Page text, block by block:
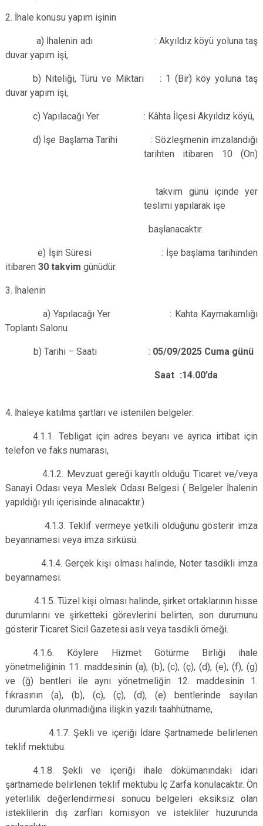
2. İhale konusu yapım işinin
a) İhalenin adı : Akyıldız köyü yoluna taş
duvar yapım işi,
b) Niteliği, Türü ve Miktarı : 1 (Bir) köy yoluna taş
duvar yapım işi,
c) Yapılacağı Yer : Kâhta İlçesi Akyıldız köyü,
d) İşe Başlama Tarihi : Sözleşmenin imzalandığı
tarihten itibaren 10 (On)
takvim günü içinde yer
teslimi yapılarak işe
başlanacaktır.
e) İşin Süresi : İşe başlama tarihinden
itibaren 30 takvim günüdür.
3. İhalenin
a) Yapılacağı Yer : Kahta Kaymakamlığı
Toplantı Salonu
b) Tarihi – Saati : 05/09/2025 Cuma günü
Saat :14.00’da
4. İhaleye katılma şartları ve istenilen belgeler:
4.1.1. Tebligat için adres beyanı ve ayrıca irtibat için
telefon ve faks numarası,
4.1.2. Mevzuat gereği kayıtlı olduğu Ticaret ve/veya
Sanayi Odası veya Meslek Odası Belgesi ( Belgeler İhalenin
yapıldığı yılı içerisinde alınacaktır.)
4.1.3. Teklif vermeye yetkili olduğunu gösterir imza
beyannamesi veya imza sirküsü.
4.1.4. Gerçek kişi olması halinde, Noter tasdikli imza
beyannamesi.
4.1.5. Tüzel kişi olması halinde, şirket ortaklarının hisse
durumlarını ve şirketteki görevlerini belirten, son durumunu
gösterir Ticaret Sicil Gazetesi aslı veya tasdikli örneği.
4.1.6. Köylere Hizmet Götürme Birliği ihale
yönetmeliğinin 11. maddesinin (a), (b), (c), (ç), (d), (e), (f), (g)
ve (ğ) bentleri ile aynı yönetmeliğin 12. maddesinin 1.
fıkrasının (a), (b), (c), (ç), (d), (e) bentlerinde sayılan
durumlarda olunmadığına ilişkin yazılı taahhütname,
4.1.7. Şekli ve içeriği İdare Şartnamede belirlenen
teklif mektubu.
4.1.8. Şekli ve içeriği ihale dökümanındaki idari
şartnamede belirlenen teklif mektubu İç Zarfa konulacaktır. Ön
yeterlilik değerlendirmesi sonucu belgeleri eksiksiz olan
isteklilerin dış zarfları komisyon ve istekliler huzurunda